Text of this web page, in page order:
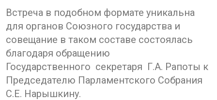
Встреча в подобном формате уникальна
для органов Союзного государства и
совещание в таком составе состоялась
благодаря обращению
Государственного секретаря Г.А. Рапоты к
Председателю Парламентского Собрания
С.Е. Нарышкину.